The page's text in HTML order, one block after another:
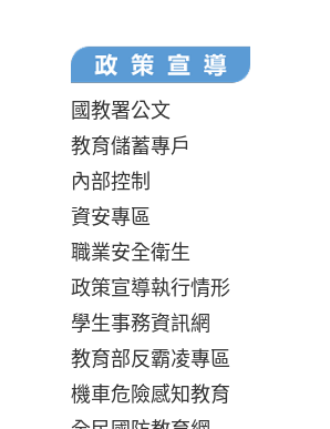
國教署公文
教育儲蓄專戶
內部控制
資安專區
職業安全衛生
政策宣導執行情形
學生事務資訊網
教育部反霸凌專區
機車危險感知教育